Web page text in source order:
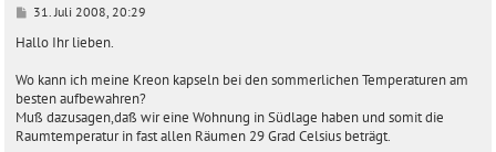
B
i
a
g
31. Juli 2008, 20:29
Hallo Ihr lieben.
Wo kann ich meine Kreon kapseln bei den sommerlichen Temperaturen am
besten aufbewahren?
Muß dazusagen,daß wir eine Wohnung in Südlage haben und somit die
Raumtemperatur in fast allen Räumen 29 Grad Celsius beträgt.